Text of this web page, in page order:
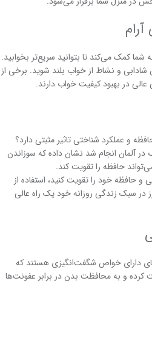
شما کمک می‌کند تا بتوانید سریع‌تر بخوابید.
و نشاط از خواب بلند شوید. برخی از
در بهبود کیفیت خواب دارند.
و عملکرد شناختی تاثیر مثبتی دارد؟
در آلمان انجام شد نشان داده که سوزاندن
حافظه را تقویت کند.
و حافظه خود را تقویت کنید، استفاده از
در سبک زندگی روزانه خود یک راه عالی
دارای خواص شگفت‌انگیزی هستند که
کرده و به محافظت بدن در برابر عفونت‌ها